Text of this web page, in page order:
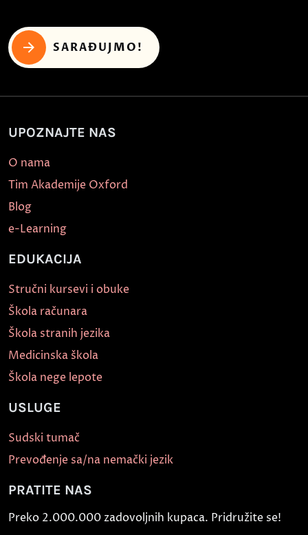
SARAĐUJMO!
UPOZNAJTE NAS
O nama
Tim Akademije Oxford
Blog
e-Learning
EDUKACIJA
Stručni kursevi i obuke
Škola računara
Škola stranih jezika
Medicinska škola
Škola nege lepote
USLUGE
Sudski tumač
Prevođenje sa/na nemački jezik
PRATITE NAS
Preko 2.000.000 zadovoljnih kupaca. Pridružite se!